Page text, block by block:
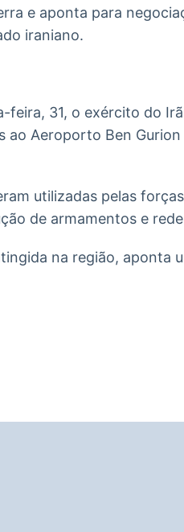
e aponta para
iraniano.
31, o exército do
Aeroporto Ben Gurion
utilizadas pelas
de armamentos e
na região, aponta